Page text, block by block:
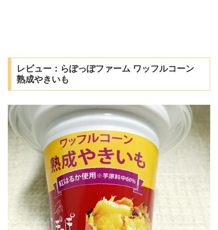
レビュー：らぽっぽファーム ワッフルコーン
熟成やきいも